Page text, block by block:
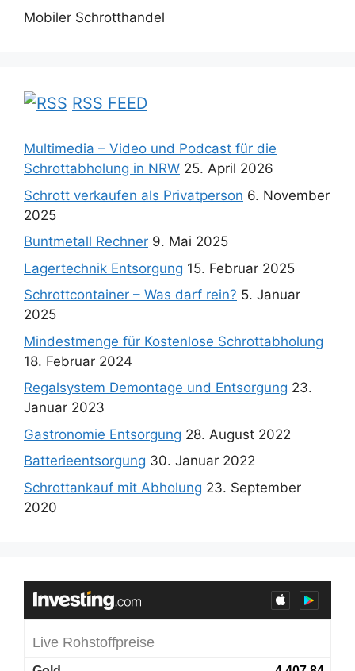
Mobiler Schrotthandel
RSS FEED
Multimedia – Video und Podcast für die
Schrottabholung in NRW 25. April 2026
Schrott verkaufen als Privatperson 6. November
2025
Buntmetall Rechner 9. Mai 2025
Lagertechnik Entsorgung 15. Februar 2025
Schrottcontainer – Was darf rein? 5. Januar
2025
Mindestmenge für Kostenlose Schrottabholung
18. Februar 2024
Regalsystem Demontage und Entsorgung 23.
Januar 2023
Gastronomie Entsorgung 28. August 2022
Batterieentsorgung 30. Januar 2022
Schrottankauf mit Abholung 23. September
2020